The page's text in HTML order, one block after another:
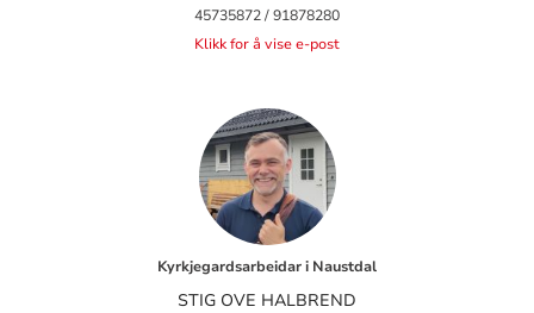
45735872 / 91878280
Klikk for å vise e-post
Kyrkjegardsarbeidar i Naustdal
STIG OVE HALBREND